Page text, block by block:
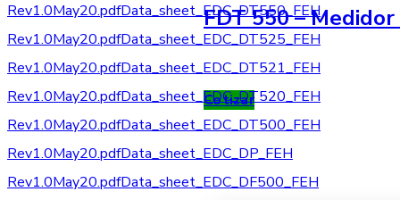
FDT 550 –
Cotizar
Rev1.0May20.pdfData_sheet_EDC_DT550_FEH
Rev1.0May20.pdfData_sheet_EDC_DT525_FEH
Rev1.0May20.pdfData_sheet_EDC_DT521_FEH
Rev1.0May20.pdfData_sheet_EDC_DT520_FEH
Rev1.0May20.pdfData_sheet_EDC_DT500_FEH
Rev1.0May20.pdfData_sheet_EDC_DP_FEH
Rev1.0May20.pdfData_sheet_EDC_DF500_FEH